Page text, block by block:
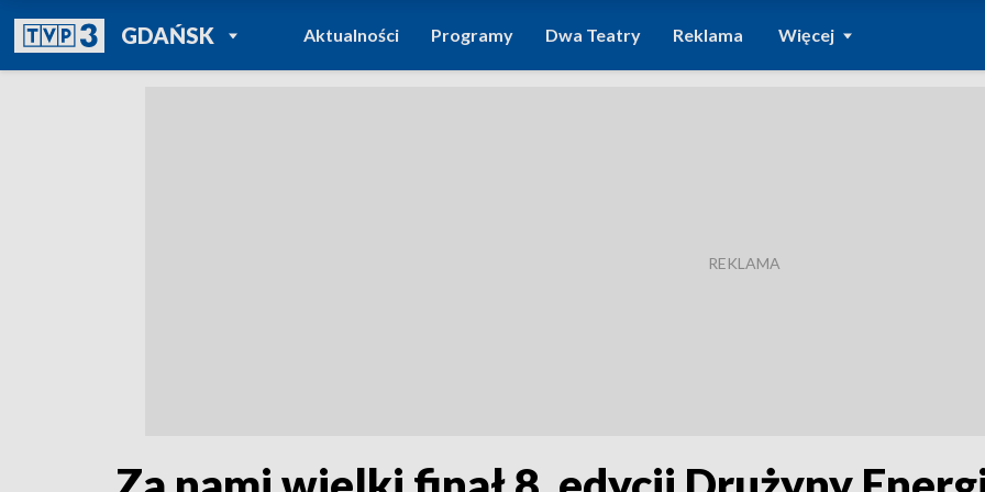
GDAŃSKPOWRÓT DO
TVP REGIONY
Aktualności Programy Dwa Teatry Reklama Więcej